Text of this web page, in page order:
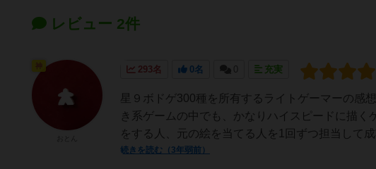
レビュー 2件
293名 0名 0 充実
星９ボドゲ300種を所有するライトゲーマーの感
き系ゲームの中でも、かなりハイスピードに描
をする人、元の絵を当てる人を1回ずつ担当して
続きを読む（3年弱前）